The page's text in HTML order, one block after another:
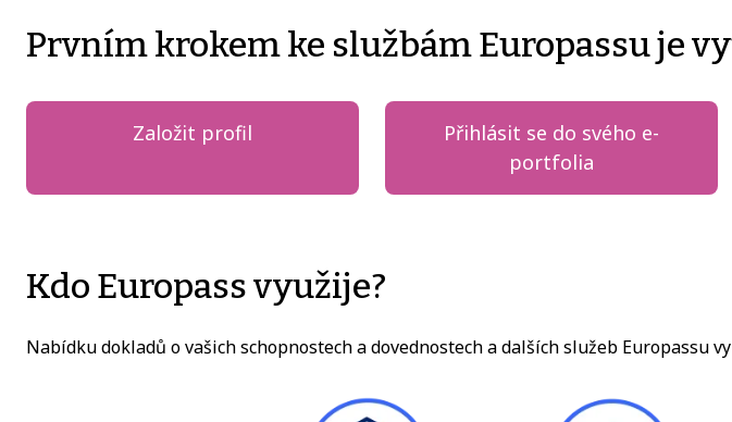
Prvním krokem ke službám Europassu je
Založit profil
Přihlásit se do svého e-
portfolia
Kdo Europass využije?
Nabídku dokladů o vašich schopnostech a dovednostech a dalších služeb Europassu